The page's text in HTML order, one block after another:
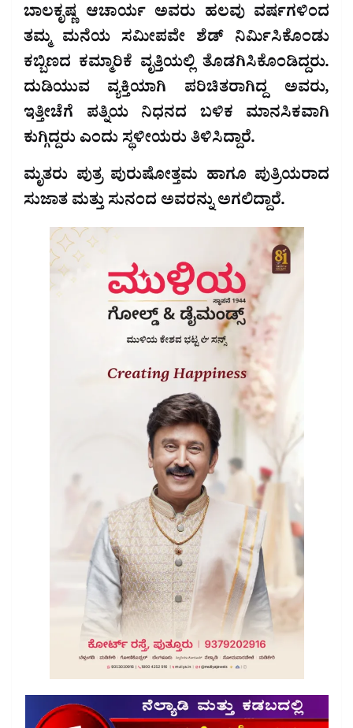
ಬಾಲಕೃಷ್ಣ ಆಚಾರ್ಯ ಅವರು ಹಲವು ವರ್ಷಗಳಿಂದ
ತಮ್ಮ ಮನೆಯ ಸಮೀಪವೇ ಶೆಡ್ ನಿರ್ಮಿಸಿಕೊಂಡು
ಕಬ್ಬಿಣದ ಕಮ್ಮಾರಿಕೆ ವೃತ್ತಿಯಲ್ಲಿ ತೊಡಗಿಸಿಕೊಂಡಿದ್ದರು.
ದುಡಿಯುವ ವ್ಯಕ್ತಿಯಾಗಿ ಪರಿಚಿತರಾಗಿದ್ದ ಅವರು,
ಇತ್ತೀಚೆಗೆ ಪತ್ನಿಯ ನಿಧನದ ಬಳಿಕ ಮಾನಸಿಕವಾಗಿ
ಕುಗ್ಗಿದ್ದರು ಎಂದು ಸ್ಥಳೀಯರು ತಿಳಿಸಿದ್ದಾರೆ.
ಮೃತರು ಪುತ್ರ ಪುರುಷೋತ್ತಮ ಹಾಗೂ ಪುತ್ರಿಯರಾದ
ಸುಜಾತ ಮತ್ತು ಸುನಂದ ಅವರನ್ನು ಅಗಲಿದ್ದಾರೆ.